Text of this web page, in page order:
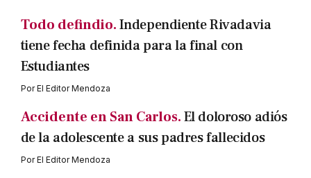
Todo defindio.Independiente Rivadavia
tiene fecha definida para la final con
Estudiantes
PorEl Editor Mendoza
Accidente en San Carlos.El doloroso adiós
de la adolescente a sus padres fallecidos
PorEl Editor Mendoza